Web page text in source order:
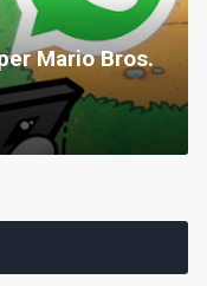
Mario Bros.